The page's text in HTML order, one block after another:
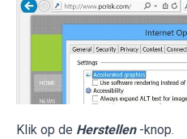
Klik op de Herstellen -knop.